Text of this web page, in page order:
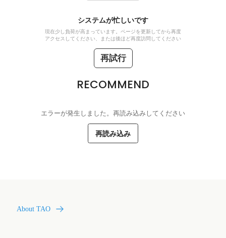
システムが忙しいです
現在少し負荷が高まっています。ページを更新してから再度
アクセスしてください、または後ほど再度訪問してください
再試行
RECOMMEND
エラーが発生しました。再読み込みしてください
再読み込み
About TAO